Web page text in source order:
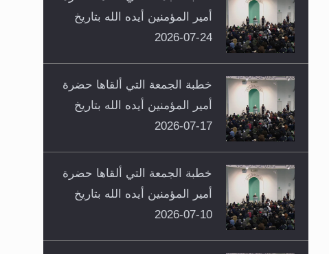
أمير المؤمنين أيده الله بتاريخ
24-07-2026
خطبة الجمعة التي ألقاها حضرة
أمير المؤمنين أيده الله بتاريخ
17-07-2026
خطبة الجمعة التي ألقاها حضرة
أمير المؤمنين أيده الله بتاريخ
10-07-2026